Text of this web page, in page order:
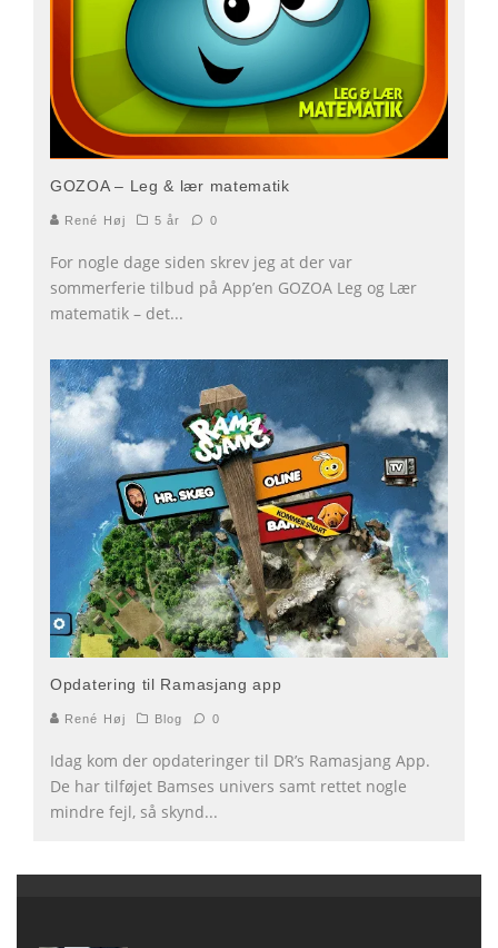
GOZOA – Leg & lær matematik
René Høj 5 år 0
For nogle dage siden skrev jeg at der var
sommerferie tilbud på App’en GOZOA Leg og Lær
matematik – det...
Opdatering til Ramasjang app
René Høj Blog 0
Idag kom der opdateringer til DR’s Ramasjang App.
De har tilføjet Bamses univers samt rettet nogle
mindre fejl, så skynd...